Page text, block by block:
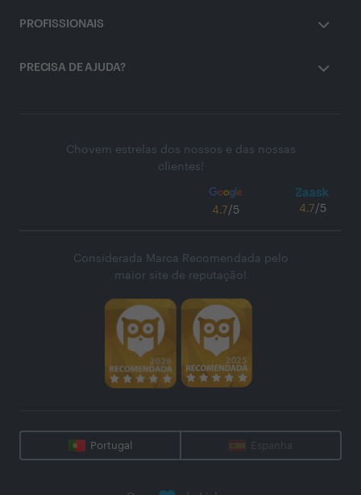
PROFISSIONAIS
PRECISA DE AJUDA?
Chovem estrelas dos nossos e das nossas
clientes!
4.7/5 4.7/5
Considerada Marca Recomendada pelo
maior site de reputação!
Portugal Espanha